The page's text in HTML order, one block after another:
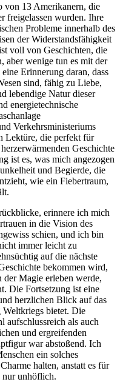
von 13 Amerikanern, die
freigelassen wurden. Ihre
Probleme innerhalb des
der Widerstandsfähigkeit
voll von Geschichten, die
aber wenige tun es mit der
Erinnerung daran, dass
sind, fähig zu Liebe,
lebendige Natur dieser
energietechnische
Verkehrsministeriums
Lektüre, die perfekt für
Geschichte
ist es, was mich angezogen
und Begierde, die
wie ein Fiebertraum,
erinnere ich mich
in die Vision des
schien, und ich bin
immer leicht zu
auf die nächste
bekommen wird,
der Magie erleben werde,
Die Fortsetzung ist eine
herzlichen Blick auf das
Weltkriegs bietet. Die
aufschlussreich als auch
und ergreifenden
war abstoßend. Ich
ein solches
halten, anstatt es für
nur unhöflich.